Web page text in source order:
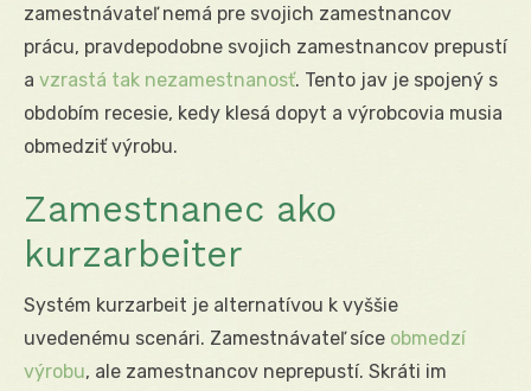
zamestnávateľ nemá pre svojich zamestnancov
prácu, pravdepodobne svojich zamestnancov prepustí
a vzrastá tak nezamestnanosť. Tento jav je spojený s
obdobím recesie, kedy klesá dopyt a výrobcovia musia
obmedziť výrobu.
Zamestnanec ako
kurzarbeiter
Systém kurzarbeit je alternatívou k vyššie
uvedenému scenári. Zamestnávateľ síce obmedzí
výrobu, ale zamestnancov neprepustí. Skráti im